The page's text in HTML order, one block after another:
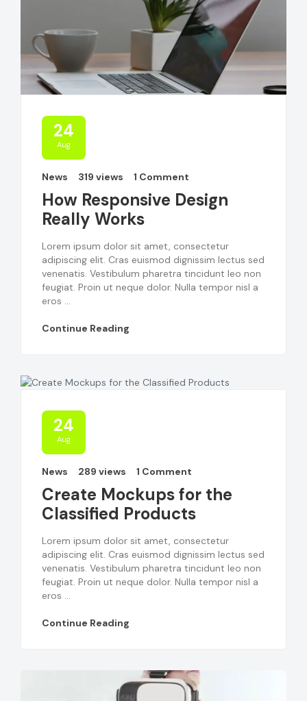
24
Aug
News 319 views 1 Comment
How Responsive Design
Really Works
Lorem ipsum dolor sit amet, consectetur
adipiscing elit. Cras euismod dignissim lectus sed
venenatis. Vestibulum pharetra tincidunt leo non
feugiat. Proin ut neque dolor. Nulla tempor nisl a
eros ...
Continue Reading
24
Aug
News 289 views 1 Comment
Create Mockups for the
Classified Products
Lorem ipsum dolor sit amet, consectetur
adipiscing elit. Cras euismod dignissim lectus sed
venenatis. Vestibulum pharetra tincidunt leo non
feugiat. Proin ut neque dolor. Nulla tempor nisl a
eros ...
Continue Reading